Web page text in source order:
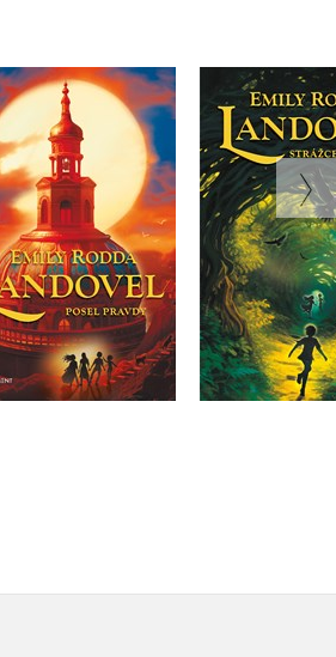
Landovel - Posel
pravdy
Emily Rodda
Do košíku
399 Kč
319 Kč
Landovel
Emily
Do
319 Kč